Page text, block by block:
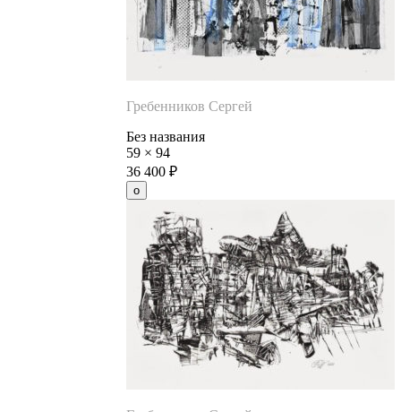
Гребенников Сергей
Без названия
59 × 94
36 400 ₽